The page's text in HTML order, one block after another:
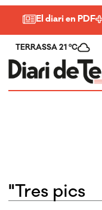
El diari en PDF
TERRASSA 21 ºC
"Tres pics